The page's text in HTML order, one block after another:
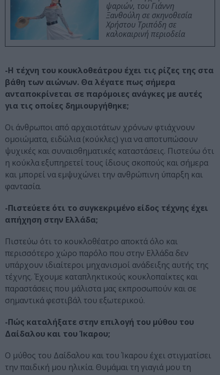
ψαριών, του Γιάννη
Ξανθούλη σε σκηνοθεσία
Χρήστου Τριπόδη σε
καλοκαιρινή περιοδεία
-Η τέχνη του κουκλοθεάτρου έχει τις ρίζες της στα
βάθη των αιώνων. Θα λέγατε πως σήμερα
ανταποκρίνεται σε παρόμοιες ανάγκες με αυτές
για τις οποίες δημιουργήθηκε;
Οι άνθρωποι από αρχαιοτάτων χρόνων φτιάχνουν
ομοιώματα, ειδώλια (κούκλες) για να αποτυπώσουν
ψυχικές και συναισθηματικές καταστάσεις. Πιστεύω ότι
η κούκλα εξυπηρετεί τους ίδιους σκοπούς και σήμερα
και μπορεί να εμψυχώνει την ανθρώπινη ύπαρξη και
φαντασία.
-Πιστεύετε ότι το συγκεκριμένο είδος τέχνης έχει
απήχηση στην Ελλάδα;
Πιστεύω ότι το κουκλοθέατρο αποκτά όλο και
περισσότερο χώρο παρόλο που στην Ελλάδα δεν
υπάρχουν ιδιαίτεροι μηχανισμοί ανάδειξης αυτής της
τέχνης. Έχουμε καταπληκτικούς κουκλοπαίκτες και
παραστάσεις που μάλιστα μας εκπροσωπούν και σε
σημαντικά φεστιβάλ του εξωτερικού.
-Πώς καταλήξατε στην επιλογή του μύθου του
Δαίδαλου και του Ίκαρου;
Ο μύθος του Δαίδαλου και του Ίκαρου έχει στιγματίσει
την παιδική μου ηλικία. Θυμάμαι τη γιαγιά μου τη